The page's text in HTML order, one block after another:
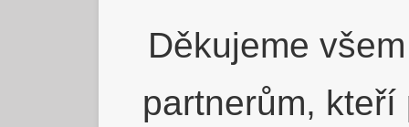
Děkujeme
partnerům,